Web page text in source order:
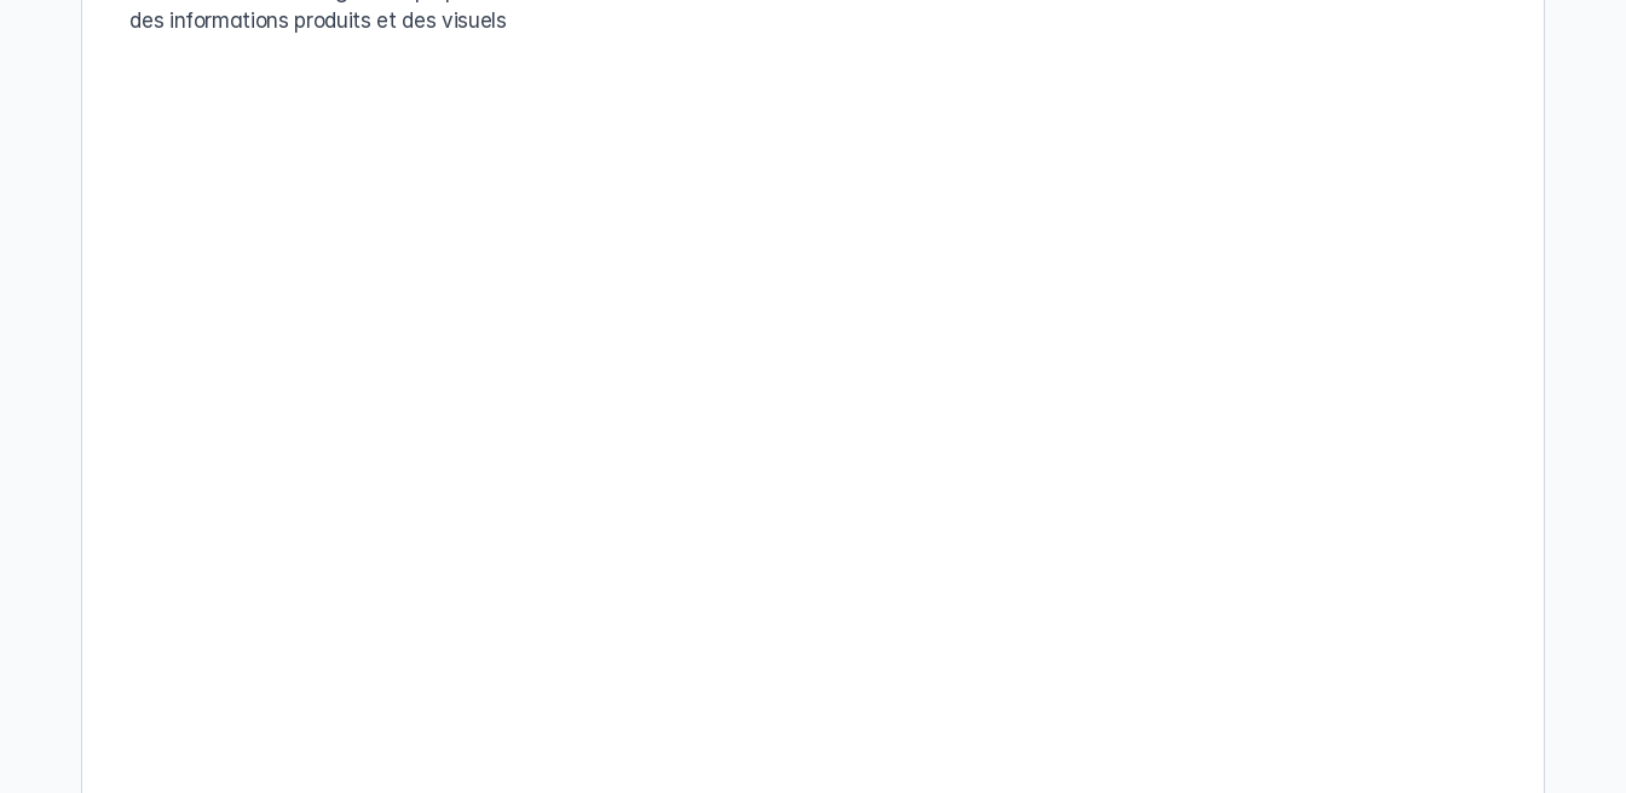
des informations produits et des visuels